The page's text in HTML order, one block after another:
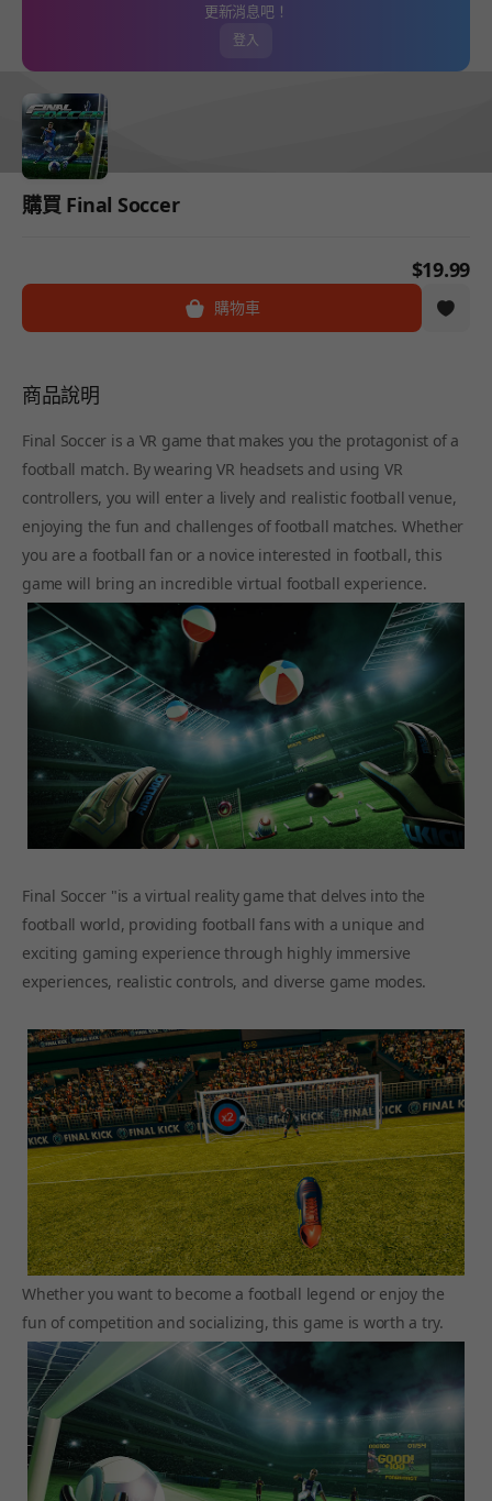
更新消息吧！
登入
購買 Final Soccer
$19.99
購物車
商品說明
Final Soccer is a VR game that makes you the protagonist of a
football match. By wearing VR headsets and using VR
controllers, you will enter a lively and realistic football venue,
enjoying the fun and challenges of football matches. Whether
you are a football fan or a novice interested in football, this
game will bring an incredible virtual football experience.
Final Soccer "is a virtual reality game that delves into the
football world, providing football fans with a unique and
exciting gaming experience through highly immersive
experiences, realistic controls, and diverse game modes.
Whether you want to become a football legend or enjoy the
fun of competition and socializing, this game is worth a try.